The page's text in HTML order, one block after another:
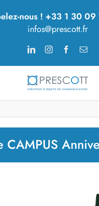
nous ! +33 1 30
infos@prescott.fr
LinkedInInstagramFacebook
CAMPUS